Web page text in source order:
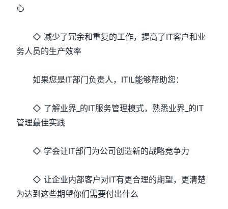
心
◇ 减少了冗余和重复的工作，提高了IT客户和业
务人员的生产效率
如果您是IT部门负责人，ITIL能够帮助您：
◇ 了解业界_的IT服务管理模式，熟悉业界_的IT
管理蕞佳实践
◇ 学会让IT部门为公司创造新的战略竞争力
◇ 让企业内部客户对IT有更合理的期望，更清楚
为达到这些期望你们需要付出什么